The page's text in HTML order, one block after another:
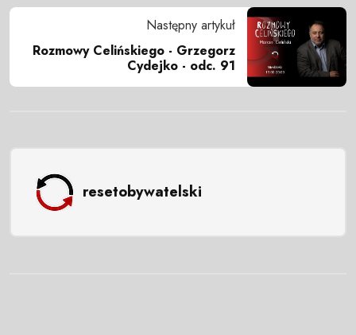
Następny artykuł
Rozmowy Celińskiego - Grzegorz
Cydejko - odc. 91
resetobywatelski